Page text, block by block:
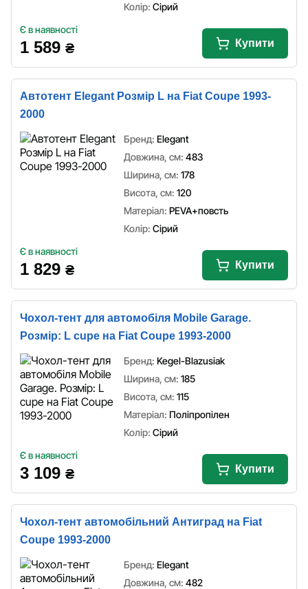
Колір: Сірий
Є в наявності
1 589 ₴ Купити
Автотент Elegant Розмір L на Fiat Coupe 1993-
2000
Бренд: Elegant
Довжина, см: 483
Ширина, см: 178
Висота, см: 120
Матеріал: PEVA+повсть
Колір: Сірий
Є в наявності
1 829 ₴ Купити
Чохол-тент для автомобіля Mobile Garage.
Розмір: L cupe на Fiat Coupe 1993-2000
Бренд: Kegel-Blazusiak
Ширина, см: 185
Висота, см: 115
Матеріал: Поліпропілен
Колір: Сірий
Є в наявності
3 109 ₴ Купити
Чохол-тент автомобільний Антиград на Fiat
Coupe 1993-2000
Бренд: Elegant
Довжина, см: 482